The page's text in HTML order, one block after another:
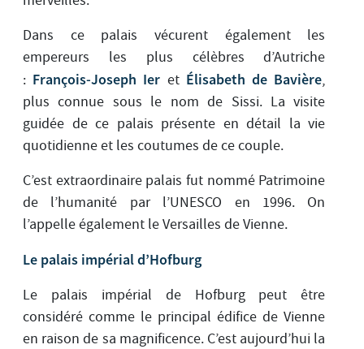
Dans ce palais vécurent également les
empereurs les plus célèbres d’Autriche
: François-Joseph Ier et Élisabeth de Bavière,
plus connue sous le nom de Sissi. La visite
guidée de ce palais présente en détail la vie
quotidienne et les coutumes de ce couple.
C’est extraordinaire palais fut nommé Patrimoine
de l’humanité par l’UNESCO en 1996. On
l’appelle également le Versailles de Vienne.
Le palais impérial d’Hofburg
Le palais impérial de Hofburg peut être
considéré comme le principal édifice de Vienne
en raison de sa magnificence. C’est aujourd’hui la